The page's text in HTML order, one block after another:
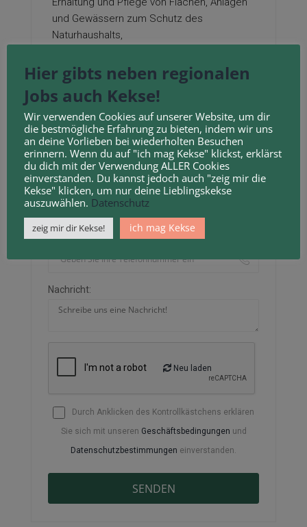
und Gewässern zum Schutz des
Naturhaushalts,
Kontakt-Formular
Name
E-Mail Adresse:
Telefon-Nummer:
Nachricht:
Neu laden
Durch Anklicken des Kontrollkästchens erklären
Sie sich mit unseren Geschäftsbedingungen und
Datenschutzbestimmungen einverstanden.
Hier gibts neben regionalen
Jobs auch Kekse!
Wir verwenden Cookies auf unserer Website, um dir
die bestmögliche Erfahrung zu bieten, indem wir uns
an deine Vorlieben bei wiederholten Besuchen
erinnern. Wenn du auf "ich mag Kekse" klickst, erklärst
du dich mit der Verwendung ALLER Cookies
einverstanden. Du kannst jedoch auch "zeig mir die
Kekse" klicken, um nur deine Lieblingskekse
auszuwählen. Datenschutz
zeig mir dir Kekse! ich mag Kekse